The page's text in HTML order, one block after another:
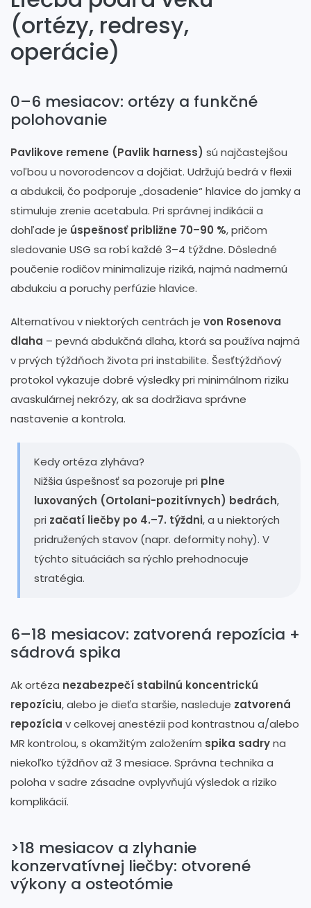
(ortézy, redresy,
operácie)
0–6 mesiacov: ortézy a funkčné
polohovanie
Pavlikove remene (Pavlik harness) sú najčastejšou
voľbou u novorodencov a dojčiat. Udržujú bedrá v flexii
a abdukcii, čo podporuje „dosadenie“ hlavice do jamky a
stimuluje zrenie acetabula. Pri správnej indikácii a
dohľade je úspešnosť približne 70–90 %, pričom
sledovanie USG sa robí každé 3–4 týždne. Dôsledné
poučenie rodičov minimalizuje riziká, najmä nadmernú
abdukciu a poruchy perfúzie hlavice.
Alternatívou v niektorých centrách je von Rosenova
dlaha – pevná abdukčná dlaha, ktorá sa používa najmä
v prvých týždňoch života pri instabilite. Šesťtýždňový
protokol vykazuje dobré výsledky pri minimálnom riziku
avaskulárnej nekrózy, ak sa dodržiava správne
nastavenie a kontrola.
Kedy ortéza zlyháva?
Nižšia úspešnosť sa pozoruje pri plne
luxovaných (Ortolani-pozitívnych) bedrách,
pri začatí liečby po 4.–7. týždni, a u niektorých
pridružených stavov (napr. deformity nohy). V
týchto situáciách sa rýchlo prehodnocuje
stratégia.
6–18 mesiacov: zatvorená repozícia +
sádrová spika
Ak ortéza nezabezpečí stabilnú koncentrickú
repozíciu, alebo je dieťa staršie, nasleduje zatvorená
repozícia v celkovej anestézii pod kontrastnou a/alebo
MR kontrolou, s okamžitým založením spika sadryna
niekoľko týždňov až 3 mesiace. Správna technika a
poloha v sadre zásadne ovplyvňujú výsledok a riziko
komplikácií.
>18 mesiacov a zlyhanie
konzervatívnej liečby: otvorené
výkony a osteotómie